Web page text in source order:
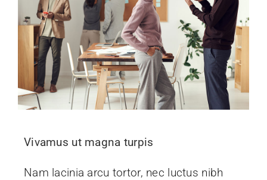
Vivamus ut magna turpis
Nam lacinia arcu tortor, nec luctus nibh